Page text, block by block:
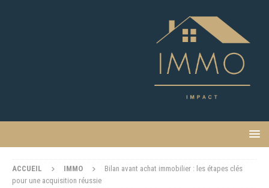
ACCUEIL IMMO
Bilan avant achat immobilier : les étapes clés
pour une acquisition réussie